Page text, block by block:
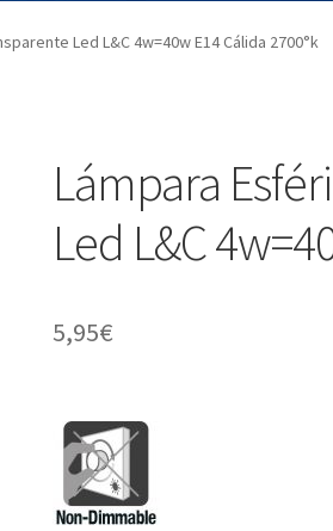
Led L&C 4w=40w E14 Cálida 2700°k
Lámpara
Led L&C
5,95€